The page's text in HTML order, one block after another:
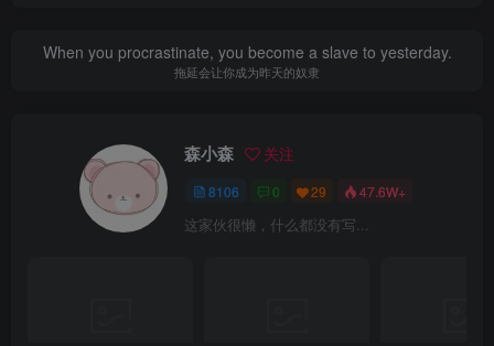
When you procrastinate, you become a slave to yesterday.
拖延会让你成为昨天的奴隶
森小森 关注
8106 0 29 47.6W+
这家伙很懒，什么都没有写...